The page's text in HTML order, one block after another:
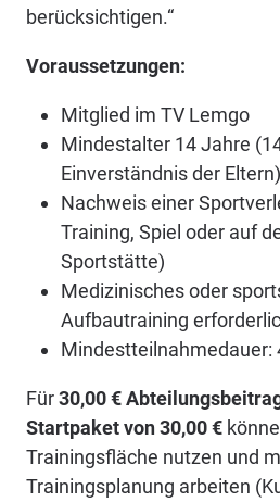
berücksichtigen.“
Voraussetzungen:
Mitglied im TV Lemgo
Mindestalter 14 Jahre
Einverständnis der Eltern)
Nachweis einer
Training, Spiel oder auf
Sportstätte)
Medizinisches oder
Aufbautraining
Mindestteilnahmedauer:
Für30,00 €
Startpaket von 30,00 €
Trainingsfläche nutzen und
Trainingsplanung arbeiten